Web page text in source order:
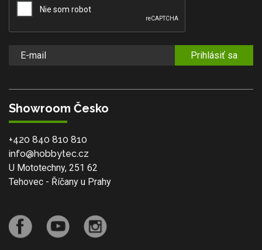
Prihlásiť sa
Showroom Česko
+420 840 810 810
info@hobbytec.cz
U Mototechny, 251 62
Tehovec - Říčany u Prahy